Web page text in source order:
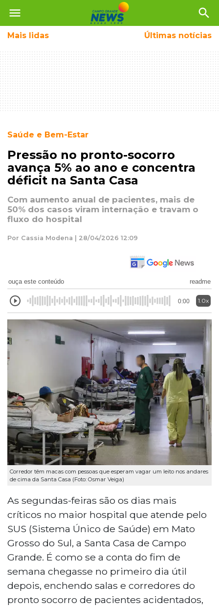
menu search
Mais lidas Últimas notícias
Saúde e Bem-Estar
Pressão no pronto-socorro
avança 5% ao ano e concentra
déficit na Santa Casa
Com aumento anual de pacientes, mais de
50% dos casos viram internação e travam o
fluxo do hospital
Por Cassia Modena | 28/04/2026 12:09
ouça este conteúdo readme
0:00 1.0x
Corredor têm macas com pessoas que esperam vagar um leito nos andares
de cima da Santa Casa (Foto: Osmar Veiga)
As segundas-feiras são os dias mais
críticos no maior hospital que atende pelo
SUS (Sistema Único de Saúde) em Mato
Grosso do Sul, a Santa Casa de Campo
Grande. É como se a conta do fim de
semana chegasse no primeiro dia útil
depois, enchendo salas e corredores do
pronto socorro de pacientes acidentados,